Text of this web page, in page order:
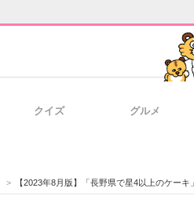
クイズ グルメ
> 【2023年8月版】「長野県で星4以上のケーキ